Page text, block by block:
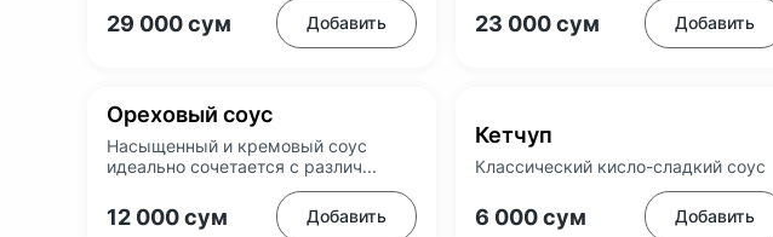
29 000сум Добавить 23 000сум Добавить
Ореховый соус
Насыщенный и кремовый соус
идеально сочетается с различ...
12 000сум Добавить
Кетчуп
Классический кисло-сладкий соус
6 000сум Добавить